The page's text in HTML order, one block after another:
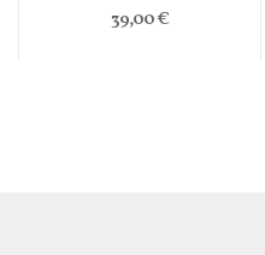
39,00 €